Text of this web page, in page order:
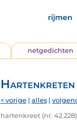
rijmen
netgedichten
Hartenkreten
< vorige| alles|
hartenkreet (nr.